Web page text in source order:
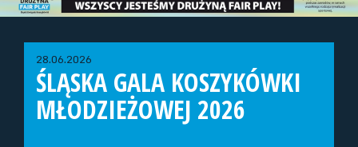
28.06.2026
ŚLĄSKA GALA KOSZYKÓWKI
MŁODZIEŻOWEJ 2026